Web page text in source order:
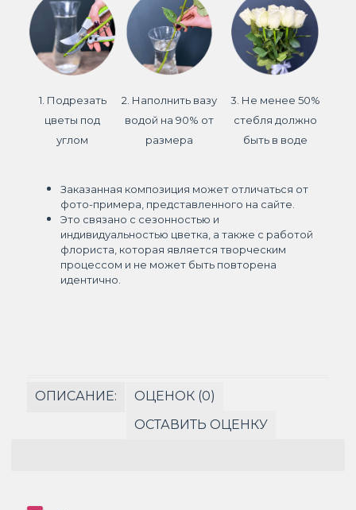
1. Подрезать
цветы под
углом
2. Наполнить вазу
водой на 90% от
размера
3. Не менее 50%
стебля должно
быть в воде
Заказанная композиция может отличаться от
фото-примера, представленного на сайте.
Это связано с сезонностью и
индивидуальностью цветка, а также с работой
флориста, которая является творческим
процессом и не может быть повторена
идентично.
ОПИСАНИЕ:
ОЦЕНОК (0)
ОСТАВИТЬ ОЦЕНКУ